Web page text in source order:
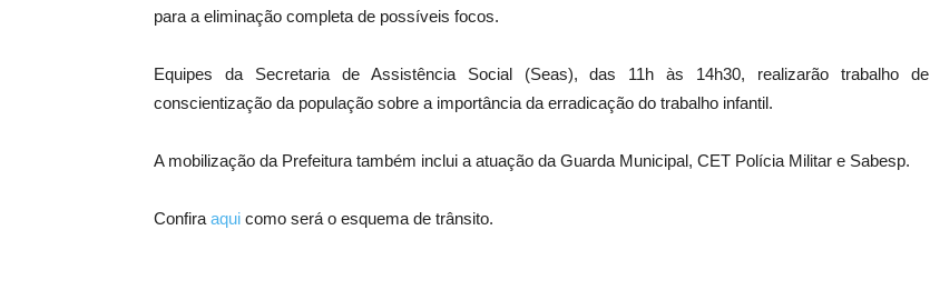
para a eliminação completa de possíveis focos.
Equipes da Secretaria de Assistência Social (Seas), das 11h às 14h30, realizarão trabalho de
conscientização da população sobre a importância da erradicação do trabalho infantil.
A mobilização da Prefeitura também inclui a atuação da Guarda Municipal, CET Polícia Militar e Sabesp.
Confira aqui como será o esquema de trânsito.